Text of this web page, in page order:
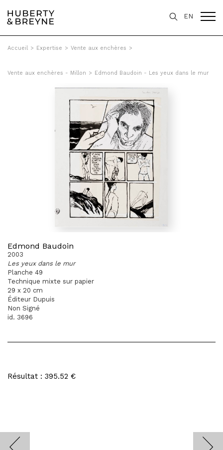
EN
Accueil > Expertise > Vente aux enchères >
Vente aux enchères - Millon > Edmond Baudoin - Les yeux dans le mur
Edmond Baudoin
2003
Les yeux dans le mur
Planche 49
Technique mixte sur papier
29 x 20 cm
Éditeur Dupuis
Non Signé
id. 3696
Résultat : 395.52 €